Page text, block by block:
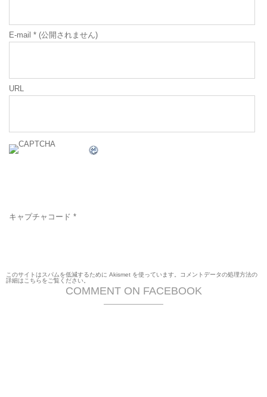
E-mail * (公開されません)
URL
キャプチャコード *
このサイトはスパムを低減するために Akismet を使っています。 コメントデータの処理方法の
詳細はこちらをご覧ください
COMMENT ON FACEBOOK